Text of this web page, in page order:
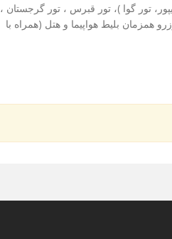
تور گوا )، تور قبرس ، تور گرجستان ،
همزمان بلیط هواپیما و هتل (همراه با